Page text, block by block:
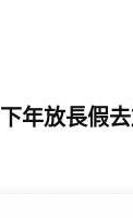
年放長假